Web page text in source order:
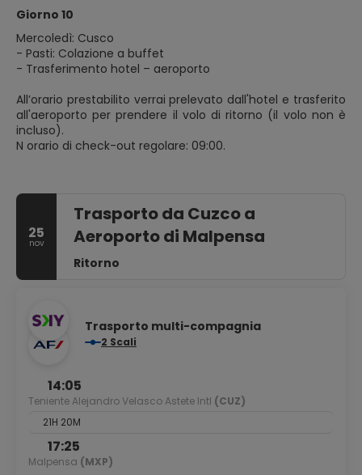
Giorno 10
Mercoledì: Cusco
- Pasti: Colazione a buffet
- Trasferimento hotel – aeroporto
All’orario prestabilito verrai prelevato dall'hotel e trasferito
all'aeroporto per prendere il volo di ritorno (il volo non è
incluso).
N orario di check-out regolare: 09:00.
25
nov
Trasporto da Cuzco a
Aeroporto di Malpensa
Ritorno
Trasporto multi-compagnia
2 Scali
14:05
Teniente Alejandro Velasco Astete Intl (CUZ)
21H 20M
17:25
Malpensa (MXP)